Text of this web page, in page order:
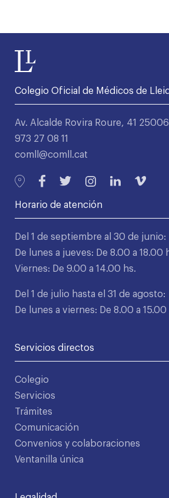
Colegio Oficial de Médicos de
Av. Alcalde Rovira Roure, 41
973 27 08 11
comll@comll.cat
Horario de atención
Del 1 de septiembre al 30 de junio:
De lunes a jueves: De 8.00 a 18.00
Viernes: De 9.00 a 14.00 hs.
Del 1 de julio hasta el 31 de agosto:
De lunes a viernes: De 8.00 a 15.00
Servicios directos
Colegio
Servicios
Trámites
Comunicación
Convenios y colaboraciones
Ventanilla única